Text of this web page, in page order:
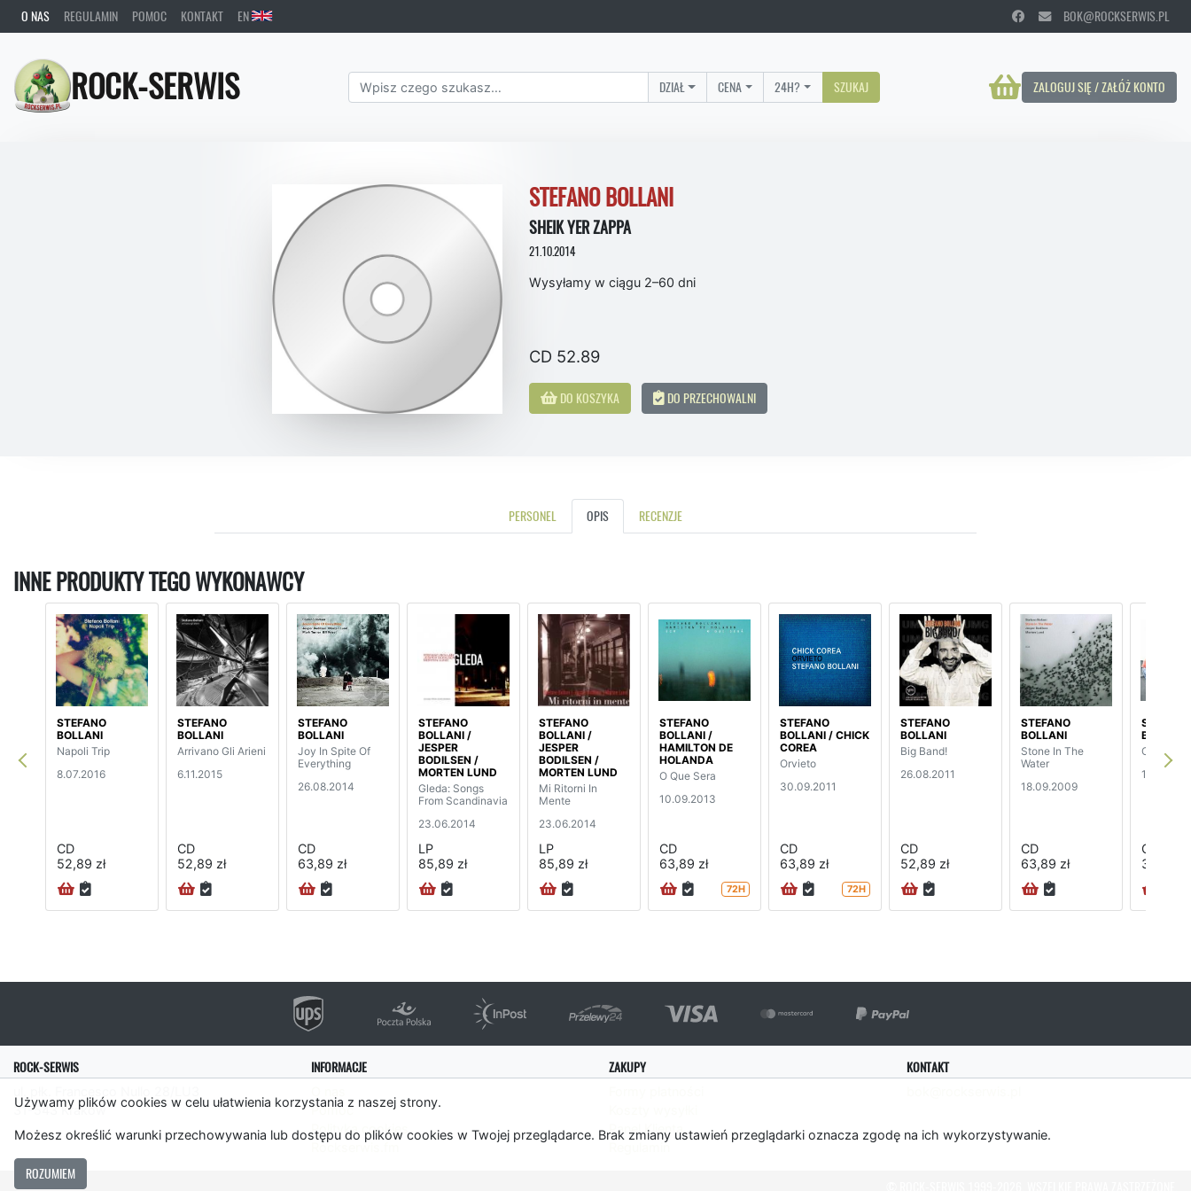
Używamy plików cookies w celu ułatwienia korzystania z naszej strony.
Możesz określić warunki przechowywania lub dostępu do plików cookies w Twojej przeglądarce. Brak zmiany ustawień przeglądarki oznacza zgodę na ich wykorzystywanie.
ROZUMIEM
O NAS REGULAMIN POMOC KONTAKT EN BOK@ROCKSERWIS.PL
ROCK-SERWIS ZALOGUJ SIĘ / ZAŁÓŻ KONTO
DZIAŁ CENA 24H? SZUKAJ
STEFANO BOLLANI
SHEIK YER ZAPPA
21.10.2014
Wysyłamy w ciągu 2–60 dni
CD 52.89
DO KOSZYKA DO PRZECHOWALNI
PERSONEL OPIS RECENZJE
INNE PRODUKTY TEGO WYKONAWCY
STEFANO
BOLLANI
Napoli Trip
8.07.2016
CD
52,89 zł
STEFANO
BOLLANI
Arrivano Gli Arieni
6.11.2015
CD
52,89 zł
STEFANO
BOLLANI
Joy In Spite Of
Everything
26.08.2014
CD
63,89 zł
STEFANO
BOLLANI /
JESPER
BODILSEN /
MORTEN LUND
Gleda: Songs
From Scandinavia
23.06.2014
LP
85,89 zł
STEFANO
BOLLANI /
JESPER
BODILSEN /
MORTEN LUND
Mi Ritorni In
Mente
23.06.2014
LP
85,89 zł
STEFANO
BOLLANI /
HAMILTON DE
HOLANDA
O Que Sera
10.09.2013
CD
63,89 zł
72H
STEFANO
BOLLANI / CHICK
COREA
Orvieto
30.09.2011
CD
63,89 zł
72H
STEFANO
BOLLANI
Big Band!
26.08.2011
CD
52,89 zł
STEFANO
BOLLANI
Stone In The
Water
18.09.2009
CD
63,89 zł
STEFANO
BOLLANI
Carioca
CD
35,89 zł
ROCK-SERWIS
31-543 Kraków
INFORMACJE
Pomoc
Polityka cookies
Rockserwis.fm
ZAKUPY
Panel Klienta
Regulamin
KONTAKT